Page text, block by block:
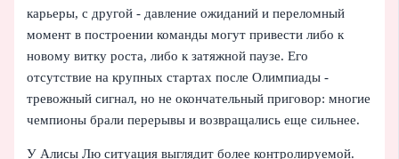
карьеры, с другой - давление ожиданий и переломный
момент в построении команды могут привести либо к
новому витку роста, либо к затяжной паузе. Его
отсутствие на крупных стартах после Олимпиады -
тревожный сигнал, но не окончательный приговор: многие
чемпионы брали перерывы и возвращались еще сильнее.
У Алисы Лю ситуация выглядит более контролируемой.